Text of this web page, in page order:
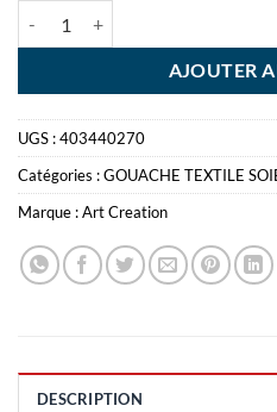
AJOUTER
UGS :403440270
Catégories :GOUACHE TEXTILE
Marque :Art Creation
DESCRIPTION